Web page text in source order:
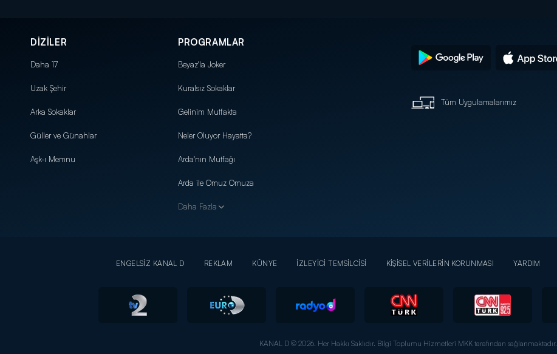
DİZİLER
Daha 17
Uzak Şehir
Arka Sokaklar
Güller ve Günahlar
Aşk-ı Memnu
PROGRAMLAR
Beyaz'la Joker
Kuralsız Sokaklar
Gelinim Mutfakta
Neler Oluyor Hayatta?
Arda'nın Mutfağı
Arda ile Omuz Omuza
Daha Fazla
Tüm Uygulamalarımız
ENGELSİZ KANAL D REKLAM KÜNYE İZLEYİCİ TEMSİLCİSİ KİŞİSEL VERİLERİN KORUNMASI YARDIM
KANAL D © 2026. Her Hakkı Saklıdır. Bilgi Toplumu Hizmetleri MKK tarafından sağlanmaktadır.